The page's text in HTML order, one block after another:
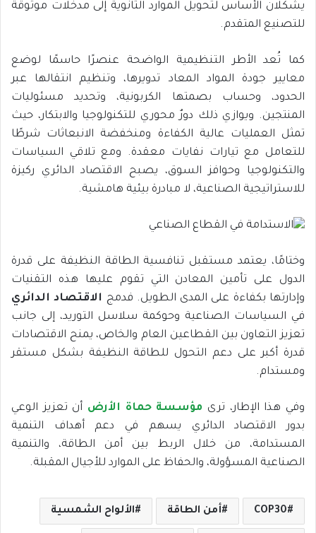
يشكِّلان الأساس لتحويل الموارد الثانوية إلى مدخلات موثوقة
للتصنيع المتقدم.
كما تُعد الأطر التنظيمية الواضحة عنصرًا حاسمًا لوضع
معايير جودة المواد المعاد تدويرها، وتنظيم انتقالها عبر
الحدود، وحساب بصمتها الكربونية، وتحديد مسئوليات
المنتجين. ويوازي ذلك دورٌ محوري للتكنولوجيا والابتكار، حيث
تمثل العمليات عالية الكفاءة ومنخفضة الانبعاثات شرطًا
للتعامل مع تيارات نفايات معقدة. ومع تلاقي السياسات
والتكنولوجيا وحوافز السوق، يصبح الاقتصاد الدائري ركيزة
للاستراتيجية الصناعية، لا مبادرة بيئية هامشية.
وختامًا، يعتمد مستقبل تنافسية الطاقة النظيفة على قدرة
الدول على تأمين المعادن التي تقوم عليها هذه التقنيات
وإدارتها بكفاءة على المدى الطويل. فدمج الاقتصاد الدائري
في السياسات الصناعية وحوكمة سلاسل التوريد، إلى جانب
تعزيز التعاون بين القطاعين العام والخاص، يمنح الاقتصادات
قدرة أكبر على دعم التحول للطاقة النظيفة بشكل مستقر
ومستدام.
وفي هذا الإطار، ترى مؤسسة حماة الأرض أن تعزيز الوعي
بدور الاقتصاد الدائري يسهم في دعم أهداف التنمية
المستدامة، من خلال الربط بين أمن الطاقة، والتنمية
الصناعية المسؤولة، والحفاظ على الموارد للأجيال المقبلة.
COP30 أمن الطاقة الألواح الشمسية